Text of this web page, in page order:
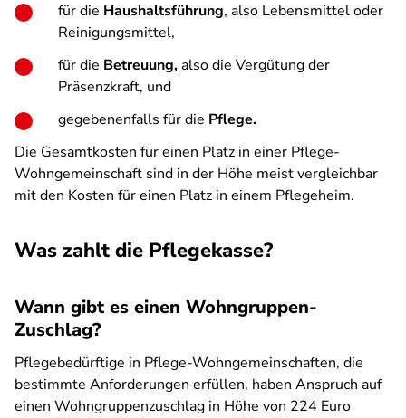
für die Haushaltsführung, also Lebensmittel oder
Reinigungsmittel,
für die Betreuung,also die Vergütung der
Präsenzkraft, und
gegebenenfalls für die Pflege.
Die Gesamtkosten für einen Platz in einer Pflege-
Wohngemeinschaft sind in der Höhe meist vergleichbar
mit den Kosten für einen Platz in einem Pflegeheim.
Was zahlt die Pflegekasse?
Wann gibt es einen Wohngruppen-
Zuschlag?
Pflegebedürftige in Pflege-Wohngemeinschaften, die
bestimmte Anforderungen erfüllen, haben Anspruch auf
einen Wohngruppenzuschlag in Höhe von 224 Euro